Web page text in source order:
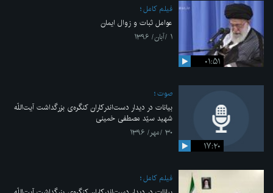
۰۱:۵۱
فیلم کامل
عوامل ثبات و زوال ایمان
۱ /آبان/ ۱۳۹۶
۱۷:۲۰
صوت
بیانات در دیدار دست‌اندرکاران کنگره‌ی بزرگداشت آیت‌اللّه
شهید سیّد مصطفی خمینی
۳۰ /مهر/ ۱۳۹۶
فیلم کامل